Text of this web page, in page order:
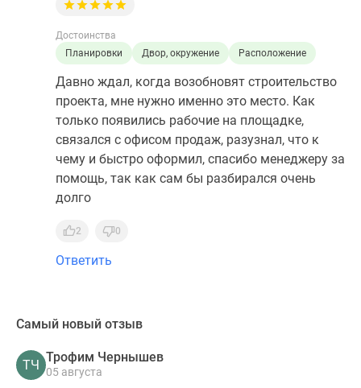
Достоинства
Планировки
Двор, окружение Расположение
Давно ждал, когда возобновят строительство
проекта, мне нужно именно это место. Как
только появились рабочие на площадке,
связался с офисом продаж, разузнал, что к
чему и быстро оформил, спасибо менеджеру за
помощь, так как сам бы разбирался очень
долго
2 0
Ответить
Самый новый отзыв
ТЧ
Трофим Чернышев
05 августа